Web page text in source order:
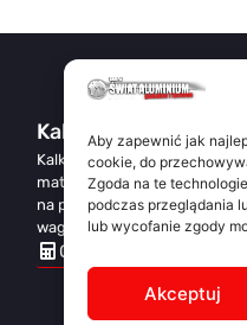
Aby zapewnić jak
cookie, do
Zgoda na te
podczas przeglądania
lub wycofanie zgody
Akceptuj
Kalkulator
Kalkulator Świat Aluminium
materiałów z metali oraz
na podstawie otrzymanych
wagę teoretyczną – Prześlij
Otwórz Kalkulator